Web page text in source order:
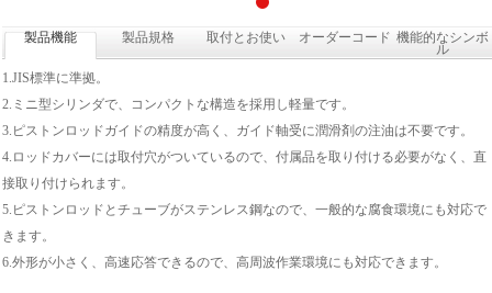
製品機能 製品規格 取付とお使い オーダーコード 機能的なシンボ
ル
1.JIS標準に準拠。
2.ミニ型シリンダで、コンパクトな構造を採用し軽量です。
3.ピストンロッドガイドの精度が高く、ガイド軸受に潤滑剤の注油は不要です。
4.ロッドカバーには取付穴がついているので、付属品を取り付ける必要がなく、直
接取り付けられます。
5.ピストンロッドとチューブがステンレス鋼なので、一般的な腐食環境にも対応で
きます。
6.外形が小さく、高速応答できるので、高周波作業環境にも対応できます。